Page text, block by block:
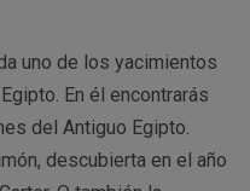
uno de los yacimientos
En él encontrarás
del Antiguo Egipto.
descubierta en el año